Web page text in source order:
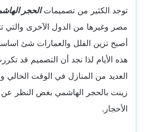
توجد الكثير من تصميماتالحجر
مصر وغيرها من الدول الآخرى والتي
أصبح تزين الفلل والعمارات شئ
هذه الأيام لذا نجد أن التصميم قد
العديد من المنازل في الوقت الحالي
زينت بالحجر الهاشمي بغض النظر عن
الأحجار.